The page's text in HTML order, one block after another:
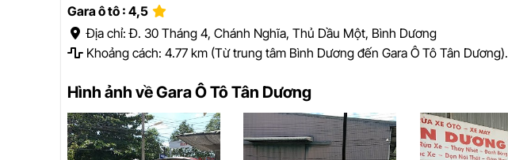
Gara ô tô : 4,5
Địa chỉ: Đ. 30 Tháng 4, Chánh Nghĩa, Thủ Dầu Một, Bình Dương
Khoảng cách: 4.77 km (Từ trung tâm Bình Dương đến Gara Ô Tô Tân Dương).
Hình ảnh về Gara Ô Tô Tân Dương